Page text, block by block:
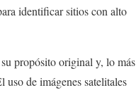
identificar sitios con alto
propósito original y, lo más
de imágenes satelitales